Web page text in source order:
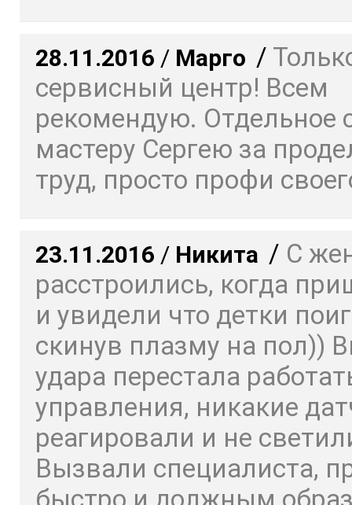
28.11.2016 / Марго /
сервисный центр! Всем
рекомендую. Отдельное
мастеру Сергею за
труд, просто профи
23.11.2016 / Никита / С
расстроились, когда
и увидели что детки
скинув плазму на пол))
удара перестала
управления, никакие
реагировали и не
Вызвали специалиста,
быстро и должным